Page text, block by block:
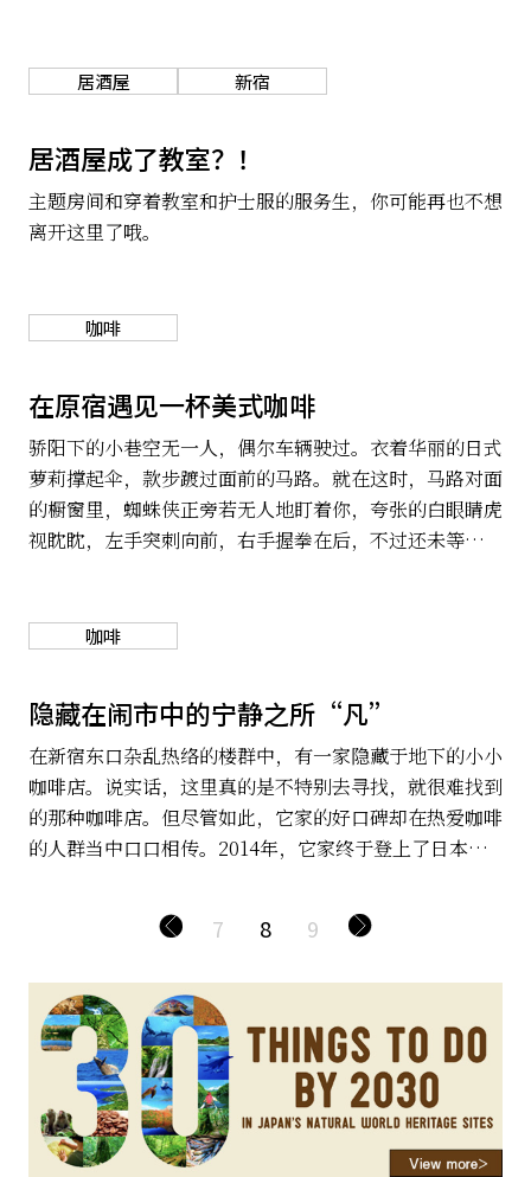
居酒屋 新宿
居酒屋成了教室？！
主题房间和穿着教室和护士服的服务生，你可能再也不想
离开这里了哦。
咖啡
在原宿遇见一杯美式咖啡
骄阳下的小巷空无一人，偶尔车辆驶过。衣着华丽的日式
萝莉撑起伞，款步踱过面前的马路。就在这时，马路对面
的橱窗里，蜘蛛侠正旁若无人地盯着你，夸张的白眼睛虎
视眈眈，左手突刺向前，右手握拳在后，不过还未等蜘蛛
咖啡
隐藏在闹市中的宁静之所“凡”
在新宿东口杂乱热络的楼群中，有一家隐藏于地下的小小
咖啡店。说实话，这里真的是不特别去寻找，就很难找到
的那种咖啡店。但尽管如此，它家的好口碑却在热爱咖啡
的人群当中口口相传。2014年，它家终于登上了日本电
7 8 9